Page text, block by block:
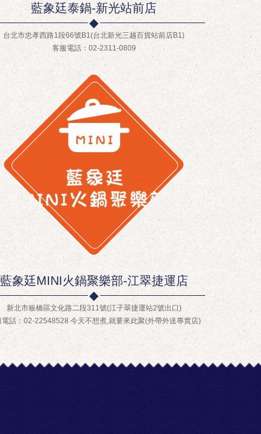
藍象廷泰鍋-新光站前店
台北市忠孝西路1段66號B1(台北新光三越百貨站前店B1)
客服電話：02-2311-0809
藍象廷MINI火鍋聚樂部-江翠捷運店
新北市板橋區文化路二段311號(江子翠捷運站2號出口)
電話：02-22548528 今天不想煮,就要來此聚(外帶外送專賣店)